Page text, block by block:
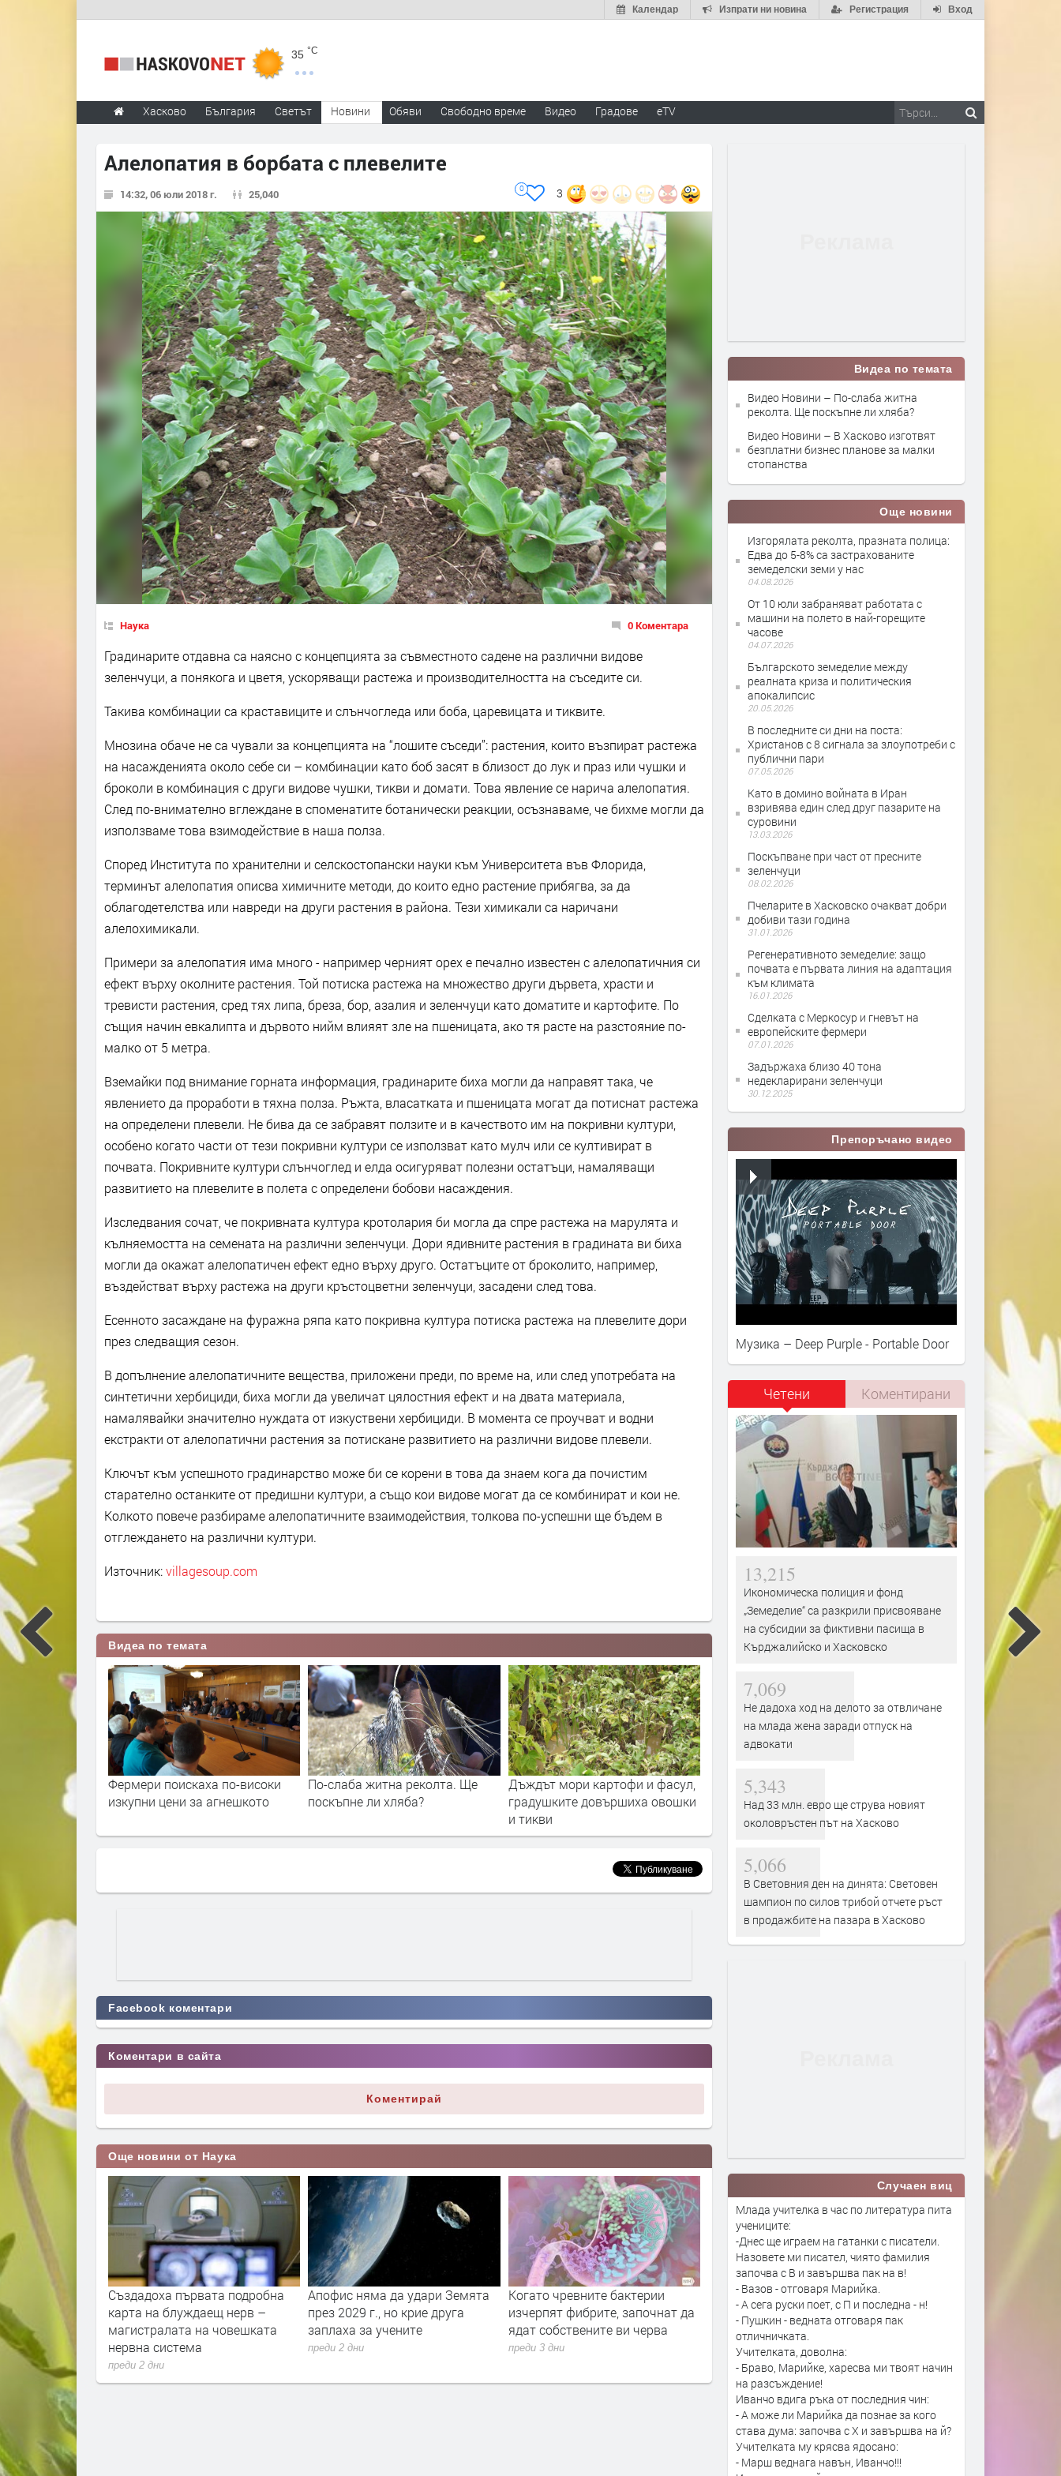
Вход
Регистрация
Изпрати ни новина
Календар
35 °C
Хасково България Светът Новини Обяви Свободно време Видео Градове eTV
Алелопатия в борбата с плевелите
14:32, 06 юли 2018 г. 25,040 3
0
Наука 0 Коментара
Градинарите отдавна са наясно с концепцията за съвместното садене на различни видове
зеленчуци, а понякога и цветя, ускоряващи растежа и производителността на съседите си.
Такива комбинации са краставиците и слънчогледа или боба, царевицата и тиквите.
Мнозина обаче не са чували за концепцията на “лошите съседи”: растения, които възпират растежа
на насажденията около себе си – комбинации като боб засят в близост до лук и праз или чушки и
броколи в комбинация с други видове чушки, тикви и домати. Това явление се нарича алелопатия.
След по-внимателно вглеждане в споменатите ботанически реакции, осъзнаваме, че бихме могли да
използваме това взимодействие в наша полза.
Според Института по хранителни и селскостопански науки към Университета във Флорида,
терминът алелопатия описва химичните методи, до които едно растение прибягва, за да
облагодетелства или навреди на други растения в района. Тези химикали са наричани
алелохимикали.
Примери за алелопатия има много - например черният орех е печално известен с алелопатичния си
ефект върху околните растения. Той потиска растежа на множество други дървета, храсти и
тревисти растения, сред тях липа, бреза, бор, азалия и зеленчуци като доматите и картофите. По
същия начин евкалипта и дървото нийм влияят зле на пшеницата, ако тя расте на разстояние по-
малко от 5 метра.
Вземайки под внимание горната информация, градинарите биха могли да направят така, че
явлението да проработи в тяхна полза. Ръжта, власатката и пшеницата могат да потиснат растежа
на определени плевели. Не бива да се забравят ползите и в качеството им на покривни култури,
особено когато части от тези покривни култури се използват като мулч или се култивират в
почвата. Покривните култури слънчоглед и елда осигуряват полезни остатъци, намаляващи
развитието на плевелите в полета с определени бобови насаждения.
Изследвания сочат, че покривната култура кротолария би могла да спре растежа на марулята и
кълняемостта на семената на различни зеленчуци. Дори ядивните растения в градината ви биха
могли да окажат алелопатичен ефект едно върху друго. Остатъците от броколито, например,
въздействат върху растежа на други кръстоцветни зеленчуци, засадени след това.
Есенното засаждане на фуражна ряпа като покривна култура потиска растежа на плевелите дори
през следващия сезон.
В допълнение алелопатичните вещества, приложени преди, по време на, или след употребата на
синтетични хербициди, биха могли да увеличат цялостния ефект и на двата материала,
намалявайки значително нуждата от изкуствени хербициди. В момента се проучват и водни
екстракти от алелопатични растения за потискане развитието на различни видове плевели.
Ключът към успешното градинарство може би се корени в това да знаем кога да почистим
старателно останките от предишни култури, а също кои видове могат да се комбинират и кои не.
Колкото повече разбираме алелопатичните взаимодействия, толкова по-успешни ще бъдем в
отглеждането на различни култури.
Източник:villagesoup.com
Видеа по темата
по-високи
агнешкото
По-слаба житна реколта. Ще
поскъпне ли хляба?
Дъждът мори картофи и фасул,
градушките довършиха овошки
В Хасково изготвят безплатни
бизнес планове за малки
стопанства
Фермери поискаха по-високи
изкупни цени за агнешкото
поскъпне ли хляба?
Facebook коментари
Коментари в сайта
Коментирай
Още новини от Наука
подробна
нерв –
човешката
Апофис няма да удари Земята
през 2029 г., но крие друга
заплаха за учените
преди 2 дни
Когато чревните бактерии
изчерпят фибрите, започнат да
ядат собствените ви черва
преди 3 дни
Хората могат да живеят до 190-
годишна възраст
преди 3 дни
Трета форма на „живот“: Те са
живи и безсмъртни, но не могат
да се размножават
преди 3 дни
на Земята: прилича на
Видеа по темата
Видео Новини – По-слаба житна
реколта. Ще поскъпне ли хляба?
Видео Новини – В Хасково изготвят
безплатни бизнес планове за малки
стопанства
Още новини
Изгорялата реколта, празната полица:
Eдва до 5-8% са застрахованите
земеделски земи у нас
04.08.2026
От 10 юли забраняват работата с
машини на полето в най-горещите
часове
04.07.2026
Българското земеделие между
реалната криза и политическия
апокалипсис
20.05.2026
В последните си дни на поста:
Христанов с 8 сигнала за злоупотреби с
публични пари
07.05.2026
Като в домино войната в Иран
взривява един след друг пазарите на
суровини
13.03.2026
Поскъпване при част от пресните
зеленчуци
08.02.2026
Пчеларите в Хасковско очакват добри
добиви тази година
31.01.2026
Регенеративното земеделие: защо
почвата е първата линия на адаптация
към климата
16.01.2026
Сделката с Меркосур и гневът на
европейските фермери
07.01.2026
Задържаха близо 40 тона
недекларирани зеленчуци
30.12.2025
Препоръчано видео
Музика – Deep Purple - Portable Door
Четени Коментирани
13,215
Икономическа полиция и фонд
„Земеделие“ са разкрили присвояване
на субсидии за фиктивни пасища в
Кърджалийско и Хасковско
7,069
Не дадоха ход на делото за отвличане
на млада жена заради отпуск на
адвокати
5,343
Над 33 млн. евро ще струва новият
околовръстен път на Хасково
5,066
В Световния ден на динята: Световен
шампион по силов трибой отчете ръст
в продажбите на пазара в Хасково
Случаен виц
Млада учителка в час по литература пита
учениците:
-Днес ще играем на гатанки с писатели.
Назовете ми писател, чиято фамилия
започва с В и завършва пак на в!
- Вазов - отговаря Марийка.
- А сега руски поет, с П и последна - н!
- Пушкин - ведната отговаря пак
отличничката.
Учителката, доволна:
- Браво, Марийке, харесва ми твоят начин
на разсъждение!
Иванчо вдига ръка от последния чин:
- А може ли Марийка да познае за кого
става дума: започва с Х и завършва на й?
Учителката му крясва ядосано:
- Марш веднага навън, Иванчо!!!